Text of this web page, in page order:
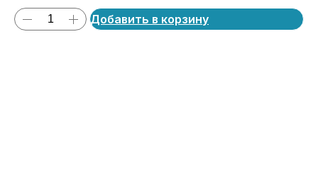
Добавить в корзину